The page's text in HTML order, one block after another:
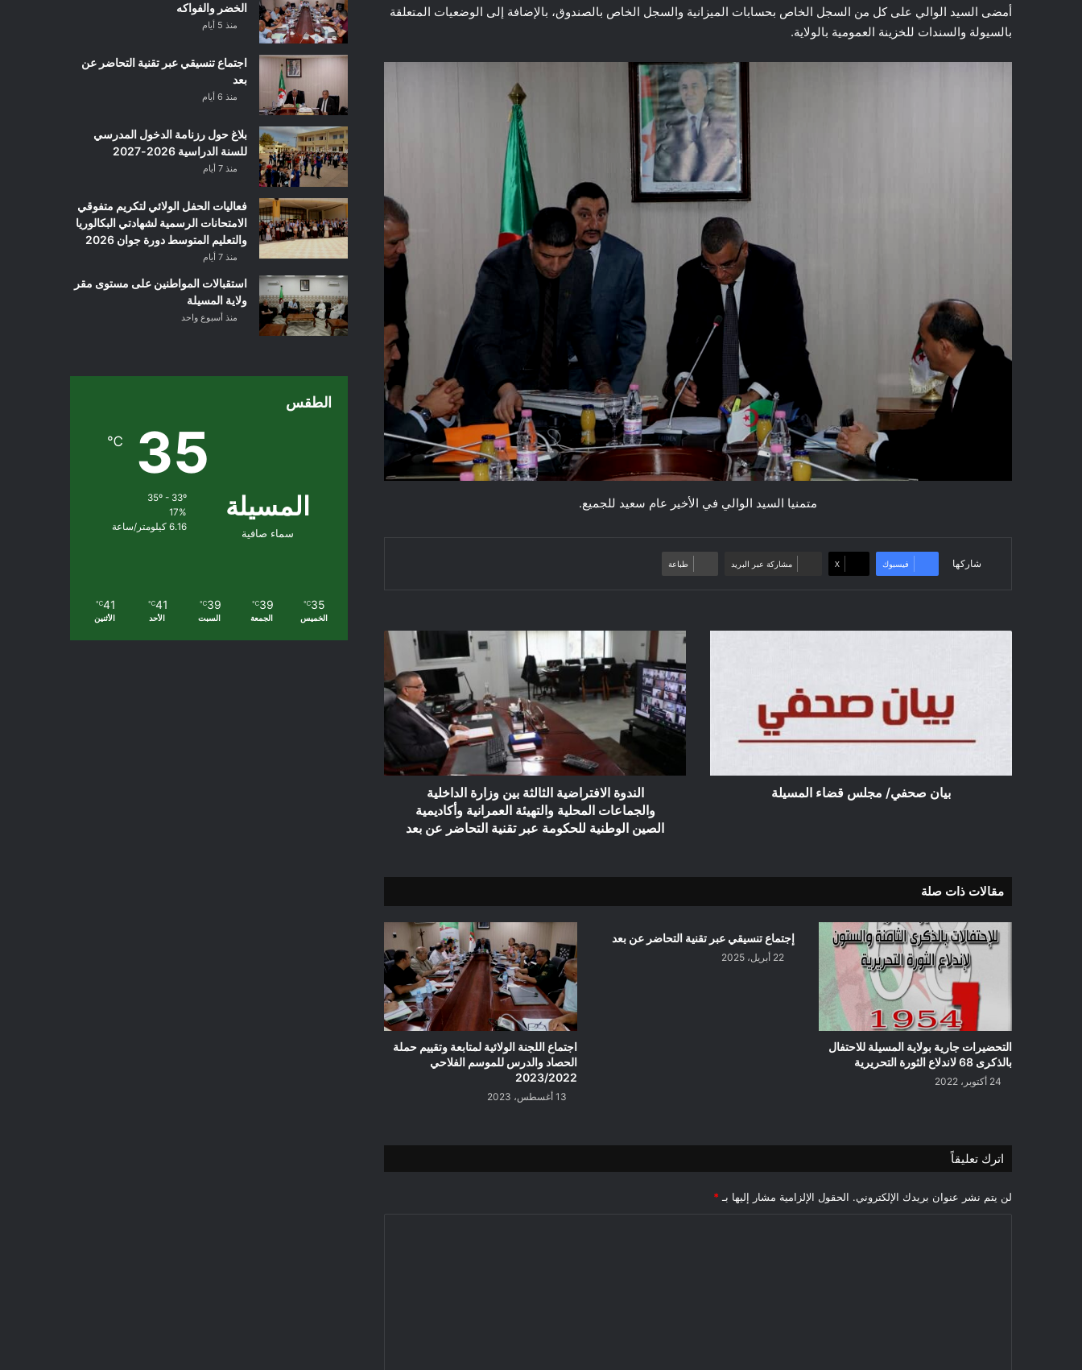
أمضى السيد الوالي على كل من السجل الخاص بحسابات الميزانية والسجل الخاص بالصندوق، بالإضافة إلى الوضعيات المتعلقة
بالسيولة والسندات للخزينة العمومية بالولاية.
متمنيا السيد الوالي في الأخير عام سعيد للجميع.
شاركها فيسبوك ‫X مشاركة عبر البريد طباعة
بيان صحفي/ مجلس قضاء المسيلة
الندوة
الافتراضية
الثالثة
بين
وزارة
الداخلية
والجماعات
والتهيئة
وأكاديمية
الصين
عبر
التحاضر
بعد
الندوة الافتراضية الثالثة بين وزارة الداخلية
والجماعات المحلية والتهيئة العمرانية وأكاديمية
الصين الوطنية للحكومة عبر تقنية التحاضر عن بعد
مقالات ذات صلة
التحضيرات جارية بولاية المسيلة للاحتفال
بالذكرى 68 لاندلاع الثورة التحريرية
24 أكتوبر، 2022
إجتماع تنسيقي عبر تقنية التحاضر عن بعد
22 أبريل، 2025
اجتماع اللجنة الولائية لمتابعة وتقييم حملة
الحصاد والدرس للموسم الفلاحي
2023/2022
13 أغسطس، 2023
اترك تعليقاً
لن يتم نشر عنوان بريدك الإلكتروني. الحقول الإلزامية مشار إليها بـ *
الخضر والفواكه
منذ 5 أيام
اجتماع تنسيقي عبر تقنية التحاضر عن
بعد
منذ 6 أيام
بلاغ حول رزنامة الدخول المدرسي
للسنة الدراسية 2026-2027
منذ 7 أيام
فعاليات الحفل الولائي لتكريم متفوقي
الامتحانات الرسمية لشهادتي البكالوريا
والتعليم المتوسط دورة جوان 2026
منذ 7 أيام
استقبالات المواطنين على مستوى مقر
ولاية المسيلة
منذ أسبوع واحد
الطقس
المسيلة
سماء صافية
35
℃
17%
6.16 كيلومتر/ساعة
35
℃
الخميس
39
℃
الجمعة
39
℃
السبت
41
℃
الأحد
41
℃
الأثنين